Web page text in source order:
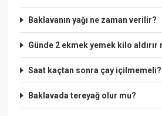
Baklavanın yağı ne zaman verilir?
Günde 2 ekmek yemek kilo aldırır
Saat kaçtan sonra çay içilmemeli?
Baklavada tereyağ olur mu?